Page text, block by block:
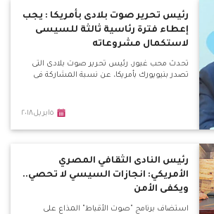
رئيس تحرير صوت بلادى بأمريكا : يجب
إعطاء فترة رئاسية ثالثة للسيسى
لاستكمال مشروعاته
تحدث محب غبور، رئيس تحرير صوت بلادى التى
تصدر بنيويورك بأمريكا، عن نسبة المشاركة فى
٥ابريل٢٠١٨
رئيس النادى الثقافي المصري
الأمريكي: انجازات السيسي لا تحصي..
ويكفى الأمن
استضاف برنامج "صوت الأقباط" المذاع على